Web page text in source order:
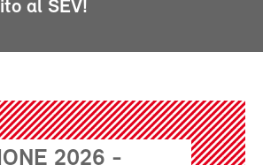
al SEV!
2026 -